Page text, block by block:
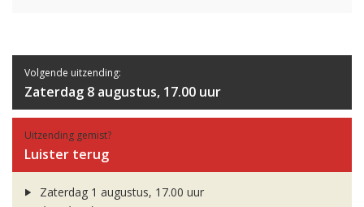
Volgende uitzending:
Zaterdag 8 augustus, 17.00 uur
Uitzending gemist?
Luister terug
Zaterdag 1 augustus, 17.00 uur